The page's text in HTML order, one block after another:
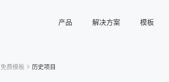
产品 解决方案 模板
免费模板 历史项目